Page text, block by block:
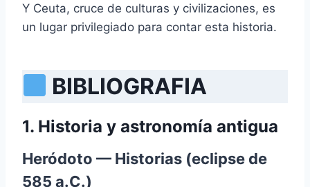
Y Ceuta, cruce de culturas y civilizaciones, es
un lugar privilegiado para contar esta historia.
BIBLIOGRAFIA
1. Historia y astronomía antigua
Heródoto — Historias (eclipse de
585 a.C.)